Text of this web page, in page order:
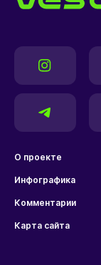
О проекте
Инфографика
Комментарии
Карта сайта